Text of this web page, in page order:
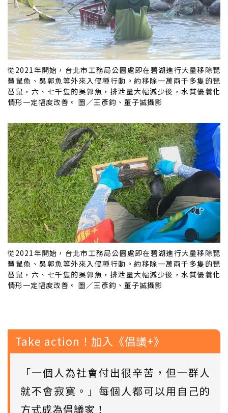
從2021年開始，台北市工務局公園處即在碧湖進行大量移除琵
琶鼠魚、吳郭魚等外來入侵種行動。約移除一萬兩千多隻的琵
琶鼠，六、七千隻的吳郭魚，排泄量大幅減少後，水質優養化
情形一定幅度改善。 圖／王彥鈞、董子誠攝影
從2021年開始，台北市工務局公園處即在碧湖進行大量移除琵
琶鼠魚、吳郭魚等外來入侵種行動。約移除一萬兩千多隻的琵
琶鼠，六、七千隻的吳郭魚，排泄量大幅減少後，水質優養化
情形一定幅度改善。 圖／王彥鈞、董子誠攝影
Take action！加入《倡議+》
「一個人為社會付出很辛苦，但一群人
就不會寂寞。」每個人都可以用自己的
方式成為倡議家！